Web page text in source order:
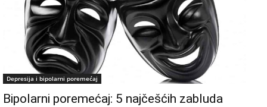
Depresija i bipolarni poremećaj
Bipolarni poremećaj: 5 najčešćih zabluda